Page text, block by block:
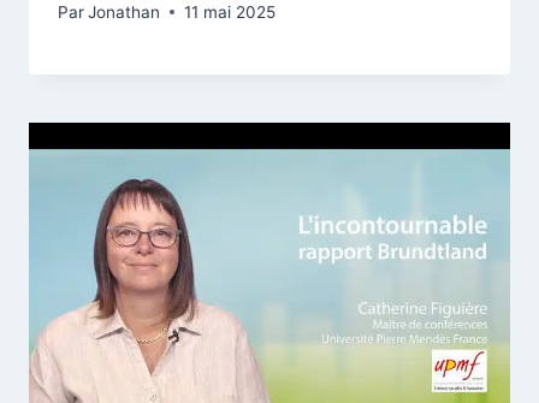
ParJonathan 11 mai 2025